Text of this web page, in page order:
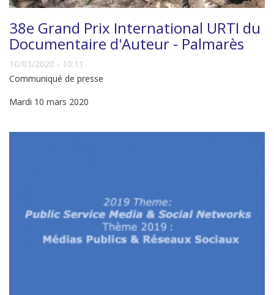
38e Grand Prix International URTI du
Documentaire d'Auteur - Palmarès
10/03/2020 - 10:11
Communiqué de presse
Mardi 10 mars 2020